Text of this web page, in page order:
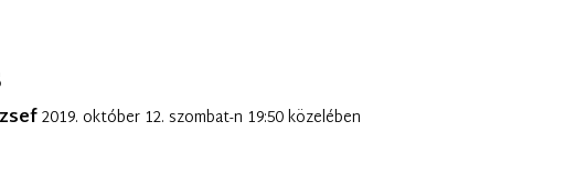
2019. október 12. szombat-n 19:50 közelében